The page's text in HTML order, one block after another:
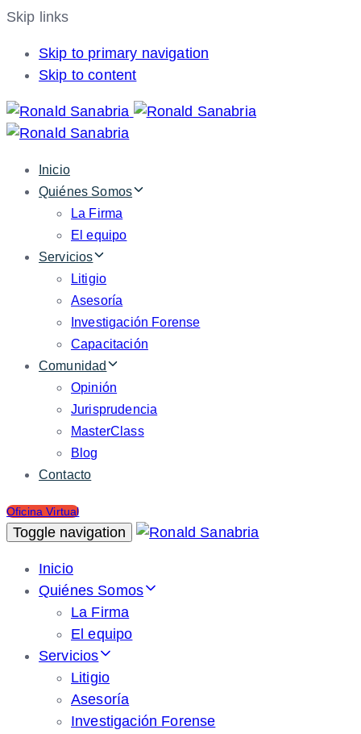
Skip links
Skip to primary navigation
Skip to content
Inicio
Quiénes Somos
La Firma
El equipo
Servicios
Litigio
Asesoría
Investigación Forense
Capacitación
Comunidad
Opinión
Jurisprudencia
MasterClass
Blog
Contacto
Oficina Virtual
Toggle navigation
Inicio
Quiénes Somos
La Firma
El equipo
Servicios
Litigio
Asesoría
Investigación Forense